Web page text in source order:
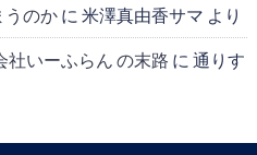
うのかに 米澤真由香サマ より
社いーふらん の末路 に 通りす